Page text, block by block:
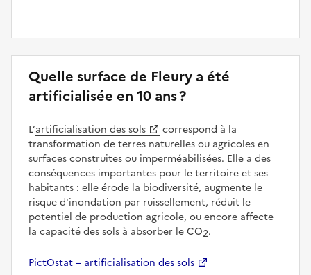
Quelle surface de Fleury a été
artificialisée en 10 ans ?
L’artificialisation des sols
correspond à la
transformation de terres naturelles ou agricoles en
surfaces construites ou imperméabilisées. Elle a des
conséquences importantes pour le territoire et ses
habitants : elle érode la biodiversité, augmente le
risque d'inondation par ruissellement, réduit le
potentiel de production agricole, ou encore affecte
la capacité des sols à absorber le CO2.
PictOstat – artificialisation des sols